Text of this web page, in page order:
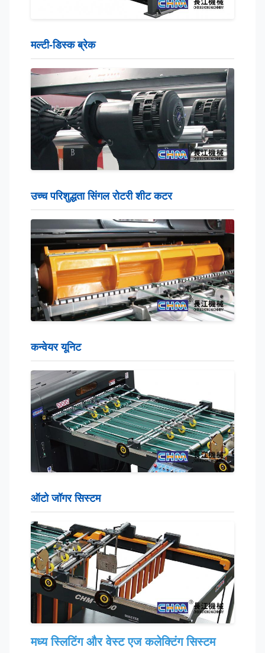
मल्टी-डिस्क ब्रेक
उच्च परिशुद्धता सिंगल रोटरी शीट कटर
कन्वेयर यूनिट
ऑटो जॉगर सिस्टम
मध्य स्लिटिंग और वेस्ट एज कलेक्टिंग सिस्टम